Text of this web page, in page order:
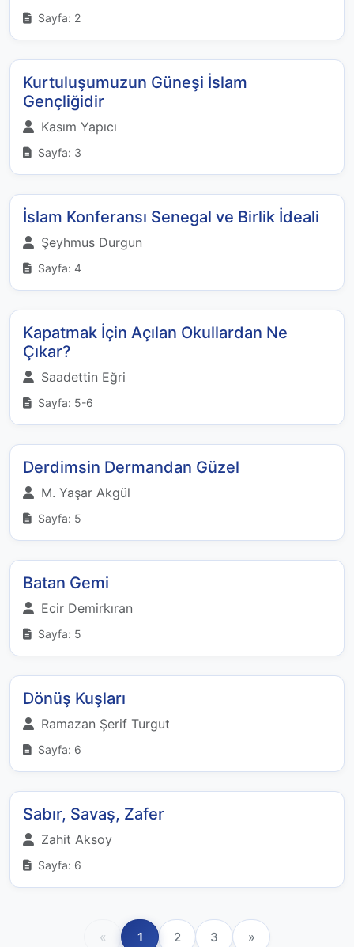
Sayfa: 2
Kurtuluşumuzun Güneşi İslam
Gençliğidir
Kasım Yapıcı
Sayfa: 3
İslam Konferansı Senegal ve Birlik İdeali
Şeyhmus Durgun
Sayfa: 4
Kapatmak İçin Açılan Okullardan Ne
Çıkar?
Saadettin Eğri
Sayfa: 5-6
Derdimsin Dermandan Güzel
M. Yaşar Akgül
Sayfa: 5
Batan Gemi
Ecir Demirkıran
Sayfa: 5
Dönüş Kuşları
Ramazan Şerif Turgut
Sayfa: 6
Sabır, Savaş, Zafer
Zahit Aksoy
Sayfa: 6
« 1 2 3 »